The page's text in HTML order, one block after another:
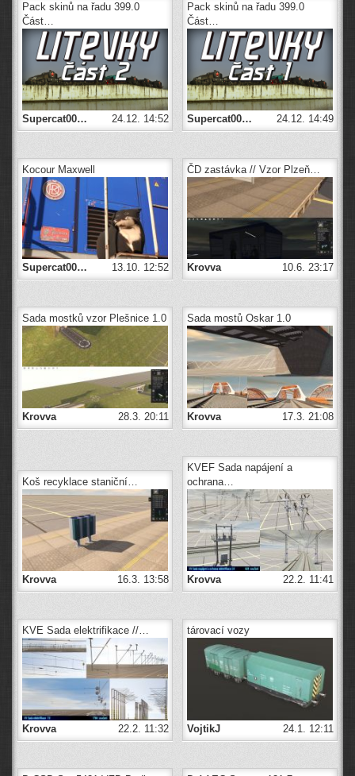
Pack skinů na řadu 399.0
Část…
Supercat00… 24.12. 14:52
Pack skinů na řadu 399.0
Část…
Supercat00… 24.12. 14:49
Kocour Maxwell
Supercat00… 13.10. 12:52
ČD zastávka // Vzor Plzeň…
Krovva 10.6. 23:17
Sada mostků vzor Plešnice 1.0
Krovva 28.3. 20:11
Sada mostů Oskar 1.0
Krovva 17.3. 21:08
Koš recyklace staniční…
Krovva 16.3. 13:58
KVEF Sada napájení a
ochrana…
Krovva 22.2. 11:41
KVE Sada elektrifikace //…
Krovva 22.2. 11:32
tárovací vozy
VojtikJ 24.1. 12:11